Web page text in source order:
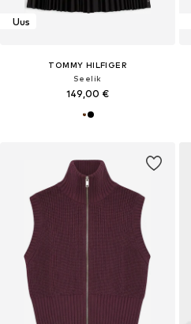
Uus
TOMMY HILFIGER
Seelik
149,00 €